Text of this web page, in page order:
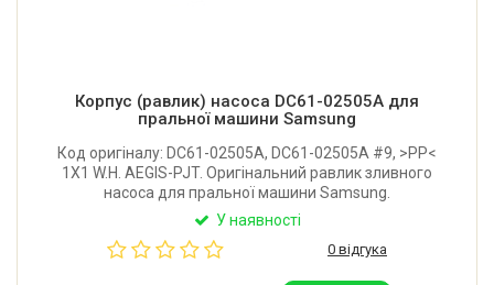
Корпус (равлик) насоса DC61-02505A для
пральної машини Samsung
Код оригіналу: DC61-02505A, DC61-02505A #9, >PP<
1X1 W.H. AEGIS-PJT. Оригінальний равлик зливного
насоса для пральної машини Samsung.
Постачається без фільтра.
У наявності
0 відгука